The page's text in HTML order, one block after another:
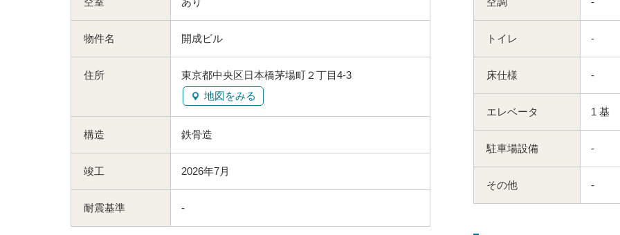
物件名 開成ビル
住所
東京都中央区日本橋茅場町２丁目4-3
地図をみる
構造 鉄骨造
竣工 2026年7月
耐震基準 -
トイレ -
床仕様 -
エレベータ 1 基
駐車場設備 -
その他 -